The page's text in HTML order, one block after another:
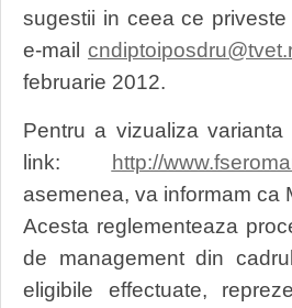
sugestii in ceea ce
e-mail
februarie 2012.
Pentru a vizualiza
link: http://
asemenea, va informam ca
Acesta reglementeaza
de management din
eligibile effectuate,